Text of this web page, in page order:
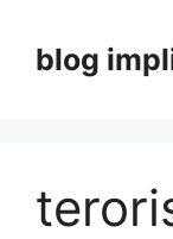
content
blog